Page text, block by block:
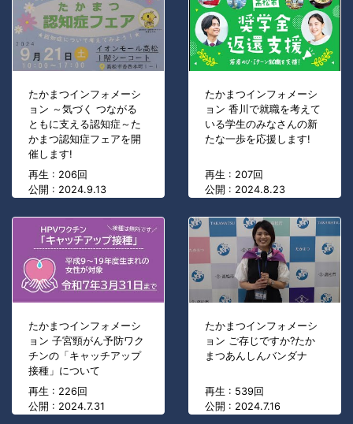
たかまつインフォメーシ
ョン ～気づく つながる
ともに支える認知症～た
かまつ認知症フェアを開
催します!
再生 : 206回
公開 : 2024.9.13
たかまつインフォメーシ
ョン 香川で就職を考えて
いる学生のみなさんの新
たな一歩を応援します!
再生 : 207回
公開 : 2024.8.23
たかまつインフォメーシ
ョン 子宮頸がん予防ワク
チンの「キャッチアップ
接種」について
再生 : 226回
公開 : 2024.7.31
たかまつインフォメーシ
ョン ご存じですか?たか
まつあんしんバンダナ
再生 : 539回
公開 : 2024.7.16